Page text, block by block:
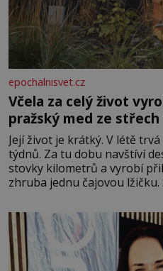
epochalnisvet.cz
Včela za celý život
pražský med ze
Její život je krátký. V létě
týdnů. Za tu dobu navštíví
stovky kilometrů a vyrobí
zhruba jednu čajovou lžičku.
tisíc příslušnic svého
nejdokonalejších organismů